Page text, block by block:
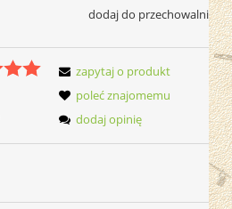
dodaj do przechowalni
zapytaj o produkt
poleć znajomemu
dodaj opinię